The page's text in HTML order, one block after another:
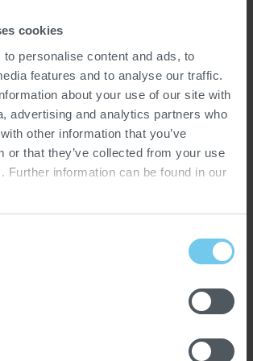
cookies
personalise content and ads, to
features and to analyse our traffic.
about your use of our site with
advertising and analytics partners who
other information that you’ve
or that they’ve collected from your use
Further information can be found in our
aux produits sont oxydés et
réduits, ce qui améliore la qualité de
où les réglementations
sont particulièrement strictes, le
être équipé d'un dispositif de post-
(TVR / NVK). Après un pré-